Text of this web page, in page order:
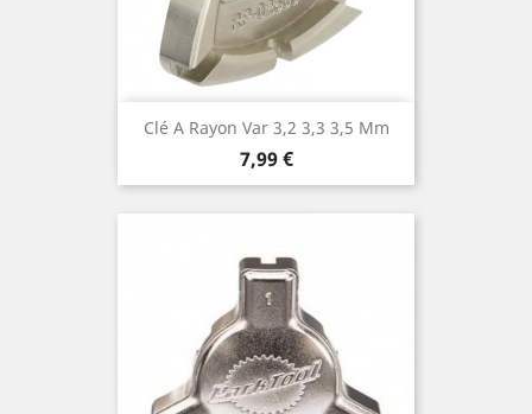
Clé A Rayon Var 3,2 3,3 3,5 Mm
Prix
7,99 €